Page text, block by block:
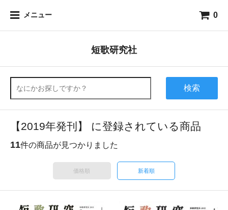
メニュー 0
短歌研究社
検索
【2019年発刊】 に登録されている商品
11件の商品が見つかりました
価格順 新着順